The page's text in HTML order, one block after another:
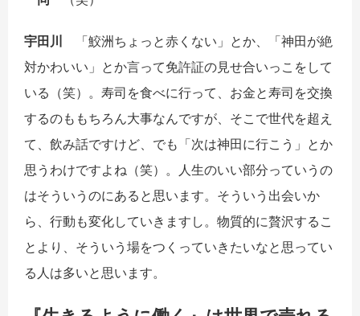
宇田川
「鮫洲ちょっと赤くない」とか、「神田が絶
対かわいい」とか言って免許証の見せ合いっこをして
いる（笑）。寿司を食べに行って、お金と寿司を交換
するのももちろん大事なんですが、そこで世代を超え
て、飲み話ですけど、でも「次は神田に行こう」とか
思うわけですよね（笑）。人生のいい部分っていうの
はそういうのにあると思います。そういう出会いか
ら、行動も変化していきますし。物質的に贅沢するこ
とより、そういう場をつくっていきたいなと思ってい
る人は多いと思います。